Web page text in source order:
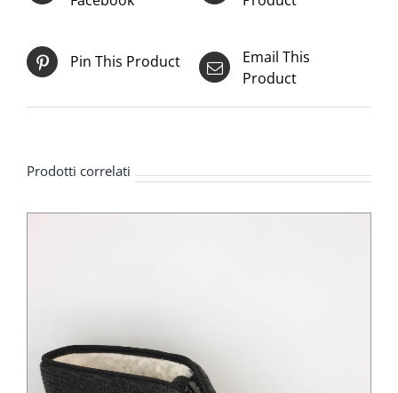
Pin This Product
Email This
Product
Prodotti correlati